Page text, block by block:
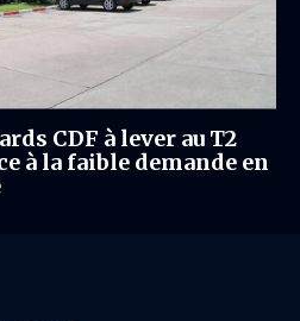
CDF à lever au T2
à la faible demande en